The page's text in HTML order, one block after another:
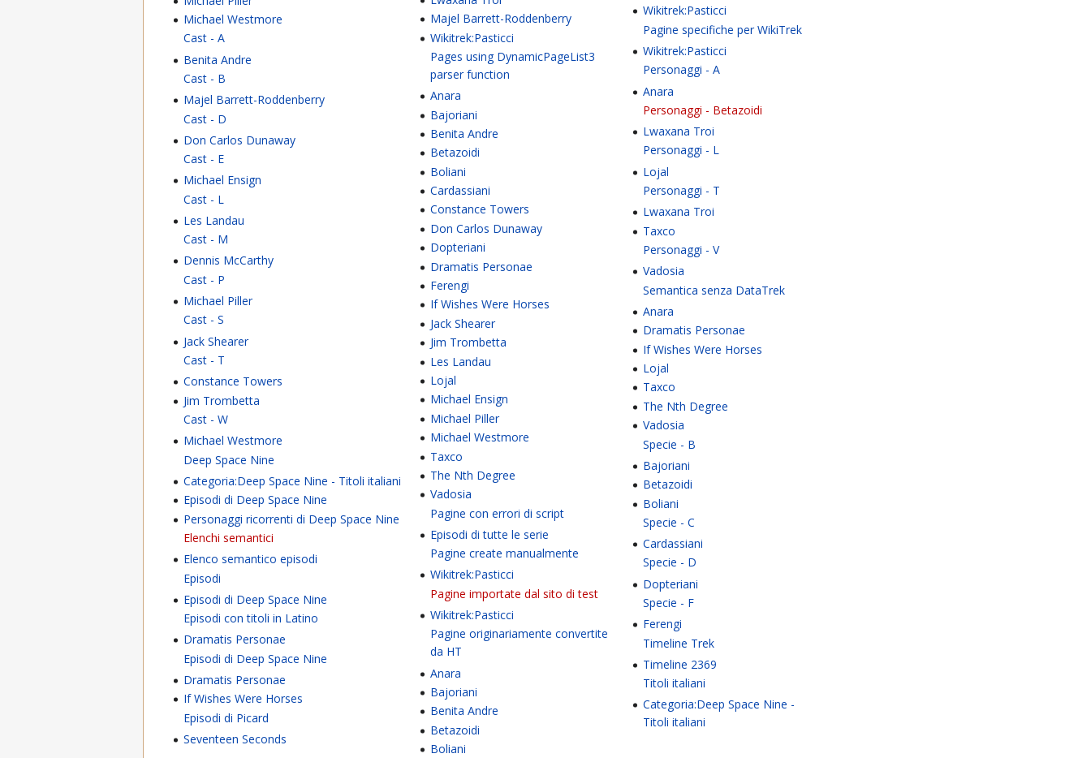
Michael Westmore
Cast - A
Benita Andre
Cast - B
Majel Barrett-Roddenberry
Cast - D
Don Carlos Dunaway
Cast - E
Michael Ensign
Cast - L
Les Landau
Cast - M
Dennis McCarthy
Cast - P
Michael Piller
Cast - S
Jack Shearer
Cast - T
Constance Towers
Jim Trombetta
Cast - W
Michael Westmore
Deep Space Nine
Categoria:Deep Space Nine - Titoli italiani
Episodi di Deep Space Nine
Personaggi ricorrenti di Deep Space Nine
Elenchi semantici
Elenco semantico episodi
Episodi
Episodi di Deep Space Nine
Episodi con titoli in Latino
Dramatis Personae
Episodi di Deep Space Nine
Dramatis Personae
If Wishes Were Horses
Episodi di Picard
Seventeen Seconds
Majel Barrett-Roddenberry
Wikitrek:Pasticci
Pages using DynamicPageList3
parser function
Anara
Bajoriani
Benita Andre
Betazoidi
Boliani
Cardassiani
Constance Towers
Don Carlos Dunaway
Dopteriani
Dramatis Personae
Ferengi
If Wishes Were Horses
Jack Shearer
Jim Trombetta
Les Landau
Lojal
Michael Ensign
Michael Piller
Michael Westmore
Taxco
The Nth Degree
Vadosia
Pagine con errori di script
Episodi di tutte le serie
Pagine create manualmente
Wikitrek:Pasticci
Pagine importate dal sito di test
Wikitrek:Pasticci
Pagine originariamente convertite
da HT
Anara
Bajoriani
Benita Andre
Betazoidi
Boliani
Wikitrek:Pasticci
Pagine specifiche per WikiTrek
Wikitrek:Pasticci
Personaggi - A
Anara
Personaggi - Betazoidi
Lwaxana Troi
Personaggi - L
Lojal
Personaggi - T
Lwaxana Troi
Taxco
Personaggi - V
Vadosia
Semantica senza DataTrek
Anara
Dramatis Personae
If Wishes Were Horses
Lojal
Taxco
The Nth Degree
Vadosia
Specie - B
Bajoriani
Betazoidi
Boliani
Specie - C
Cardassiani
Specie - D
Dopteriani
Specie - F
Ferengi
Timeline Trek
Timeline 2369
Titoli italiani
Categoria:Deep Space Nine -
Titoli italiani